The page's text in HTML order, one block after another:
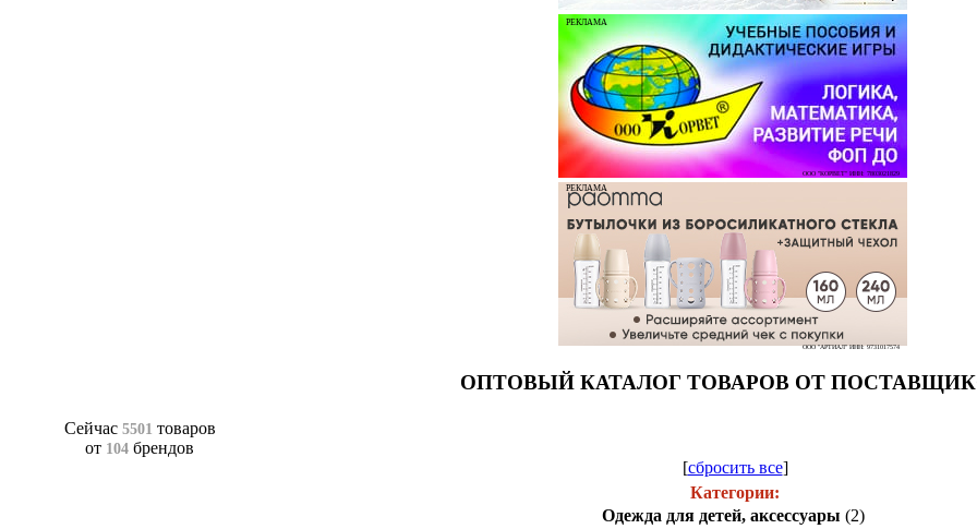
РЕКЛАМА
ООО "КОРВЕТ" ИНН: 7803021829
РЕКЛАМА
ООО "АРТИАЛ" ИНН: 9731017574
ОПТОВЫЙ КАТАЛОГ ТОВАРОВ ОТ
Сейчас 5501 товаров
от 104 брендов
[сбросить все]
Категории:
Одежда для детей, аксессуары (2)